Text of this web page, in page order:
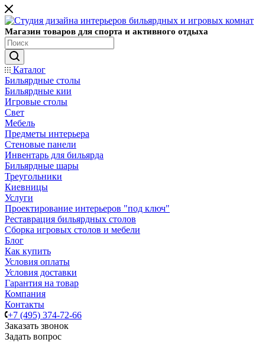
Магазин товаров для спорта и активного отдыха
Каталог
Бильярдные столы
Бильярдные кии
Игровые столы
Свет
Мебель
Предметы интерьера
Стеновые панели
Инвентарь для бильярда
Бильярдные шары
Треугольники
Киевницы
Услуги
Проектирование интерьеров "под ключ"
Реставрация бильярдных столов
Сборка игровых столов и мебели
Блог
Как купить
Условия оплаты
Условия доставки
Гарантия на товар
Компания
Контакты
+7 (495) 374-72-66
Заказать звонок
Задать вопрос